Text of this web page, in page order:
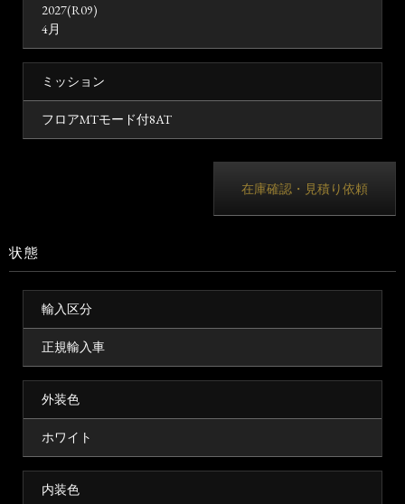
2027(R09)
4月
ミッション
フロアMTモード付8AT
在庫確認・見積り依頼
状態
輸入区分
正規輸入車
外装色
ホワイト
内装色